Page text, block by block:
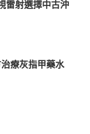
雷射選擇中古沖
療灰指甲藥水